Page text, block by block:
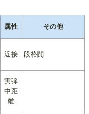
属性 その他
近接 段格闘
実弾
中距
離